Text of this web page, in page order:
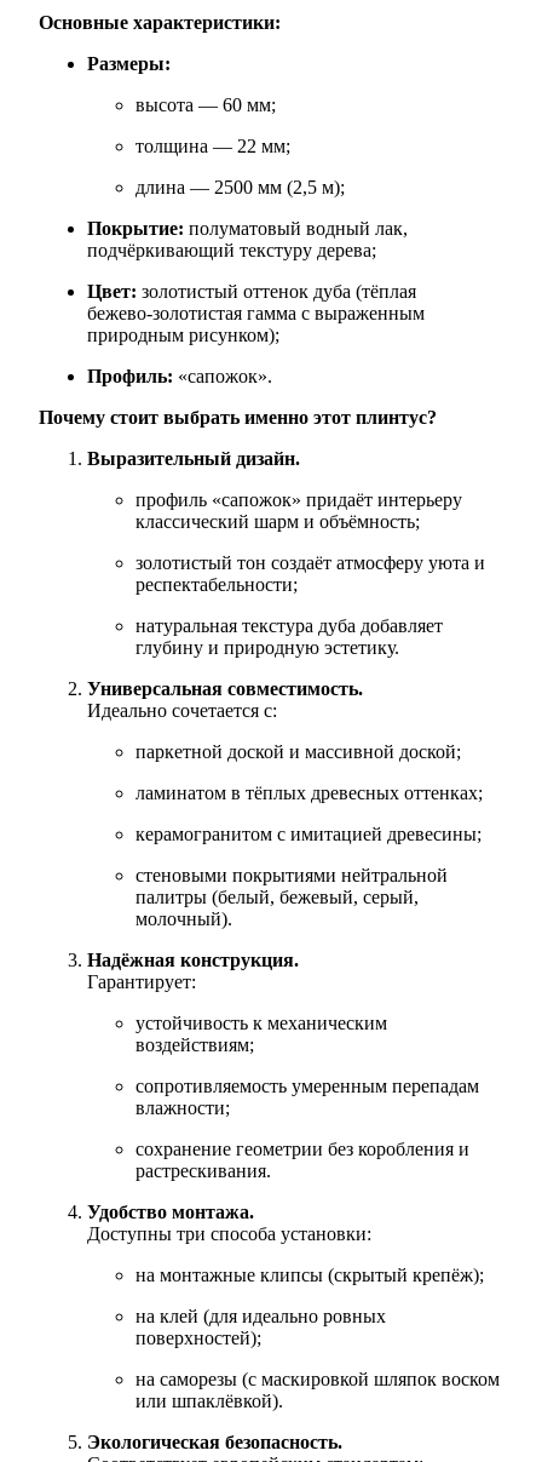
Основные характеристики:
Размеры:
высота — 60 мм;
толщина — 22 мм;
длина — 2500 мм (2,5 м);
Покрытие: полуматовый водный лак,
подчёркивающий текстуру дерева;
Цвет: золотистый оттенок дуба (тёплая
бежево‑золотистая гамма с выраженным
природным рисунком);
Профиль: «сапожок».
Почему стоит выбрать именно этот плинтус?
Выразительный дизайн.
профиль «сапожок» придаёт интерьеру
классический шарм и объёмность;
золотистый тон создаёт атмосферу уюта и
респектабельности;
натуральная текстура дуба добавляет
глубину и природную эстетику.
Универсальная совместимость.
Идеально сочетается с:
паркетной доской и массивной доской;
ламинатом в тёплых древесных оттенках;
керамогранитом с имитацией древесины;
стеновыми покрытиями нейтральной
палитры (белый, бежевый, серый,
молочный).
Надёжная конструкция.
Гарантирует:
устойчивость к механическим
воздействиям;
сопротивляемость умеренным перепадам
влажности;
сохранение геометрии без коробления и
растрескивания.
Удобство монтажа.
Доступны три способа установки:
на монтажные клипсы (скрытый крепёж);
на клей (для идеально ровных
поверхностей);
на саморезы (с маскировкой шляпок воском
или шпаклёвкой).
Экологическая безопасность.